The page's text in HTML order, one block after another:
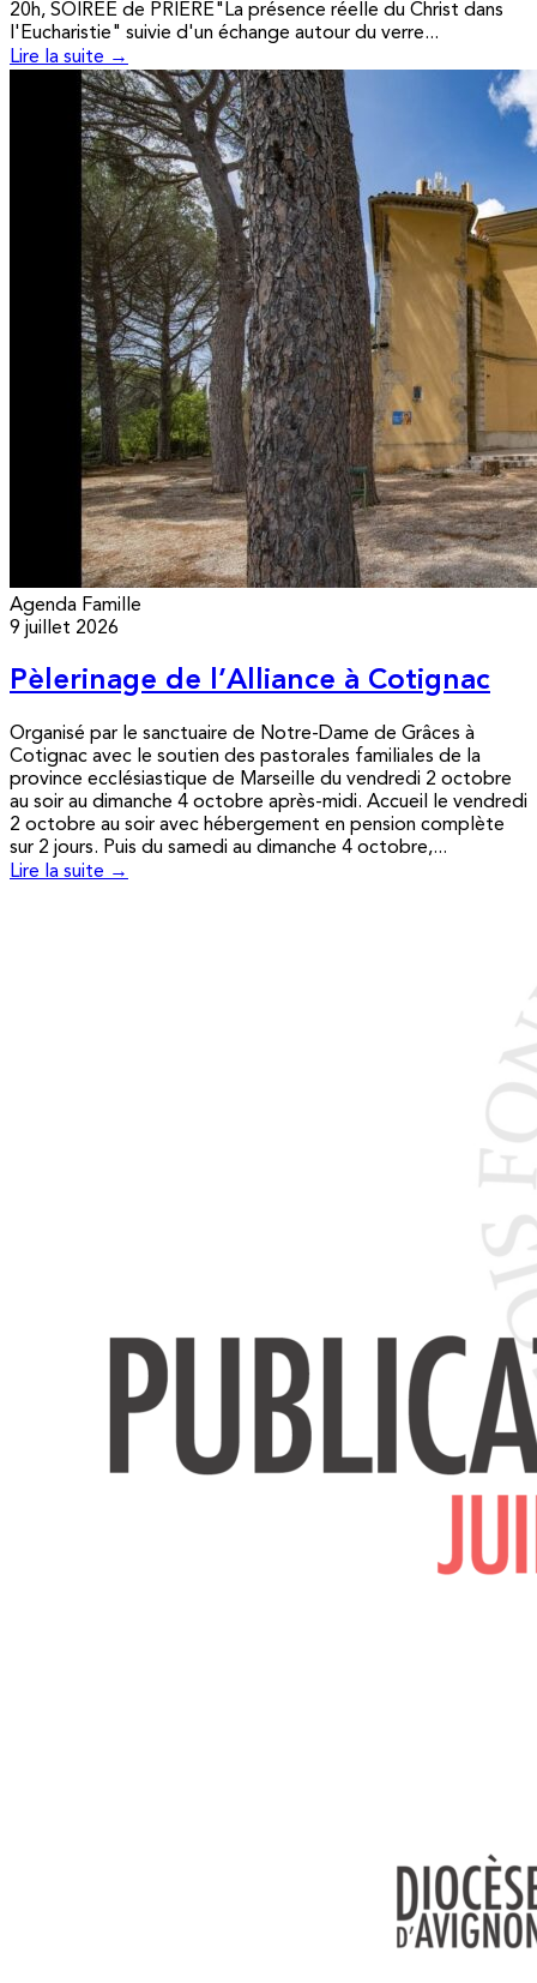
20h, SOIREE de PRIERE"La présence réelle du Christ dans
l'Eucharistie" suivie d'un échange autour du verre...
Lire la suite →
Agenda Famille
9 juillet 2026
Pèlerinage de l’Alliance à Cotignac
Organisé par le sanctuaire de Notre-Dame de Grâces à
Cotignac avec le soutien des pastorales familiales de la
province ecclésiastique de Marseille du vendredi 2 octobre
au soir au dimanche 4 octobre après-midi. Accueil le vendredi
2 octobre au soir avec hébergement en pension complète
sur 2 jours. Puis du samedi au dimanche 4 octobre,...
Lire la suite →